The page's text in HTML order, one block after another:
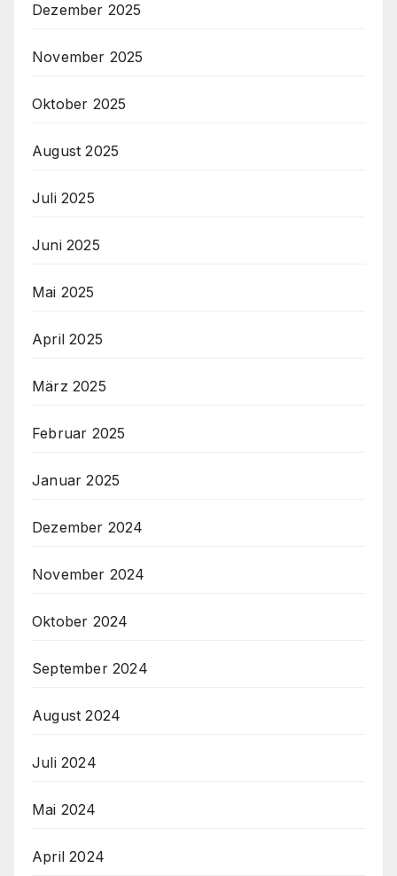
Dezember 2025
November 2025
Oktober 2025
August 2025
Juli 2025
Juni 2025
Mai 2025
April 2025
März 2025
Februar 2025
Januar 2025
Dezember 2024
November 2024
Oktober 2024
September 2024
August 2024
Juli 2024
Mai 2024
April 2024